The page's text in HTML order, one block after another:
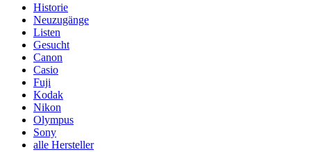
Historie
Neuzugänge
Listen
Gesucht
Canon
Casio
Fuji
Kodak
Nikon
Olympus
Sony
alle Hersteller